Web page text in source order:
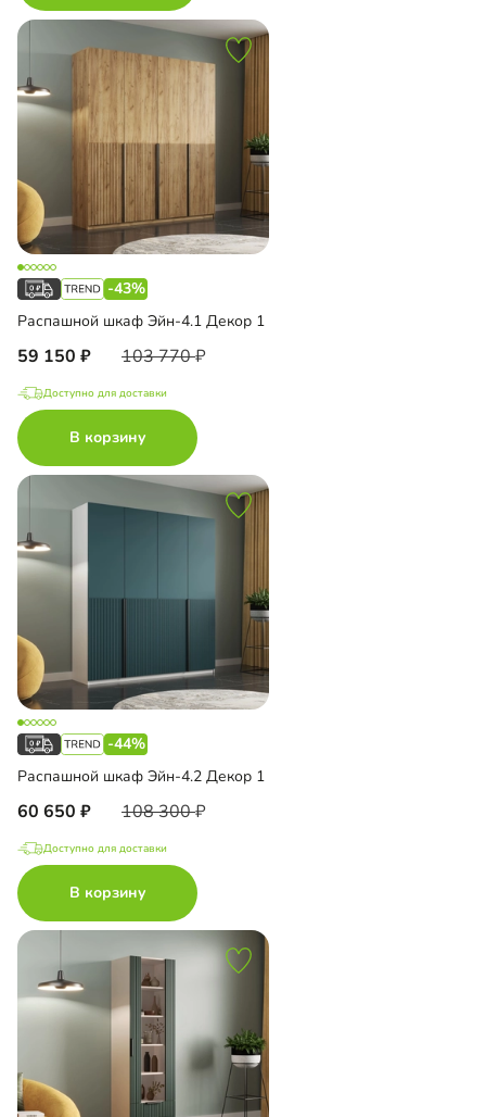
-43%
Распашной шкаф Эйн-4.1 Декор 1
59 150 103 770
Доступно для доставки
В корзину
-44%
Распашной шкаф Эйн-4.2 Декор 1
60 650 108 300
Доступно для доставки
В корзину